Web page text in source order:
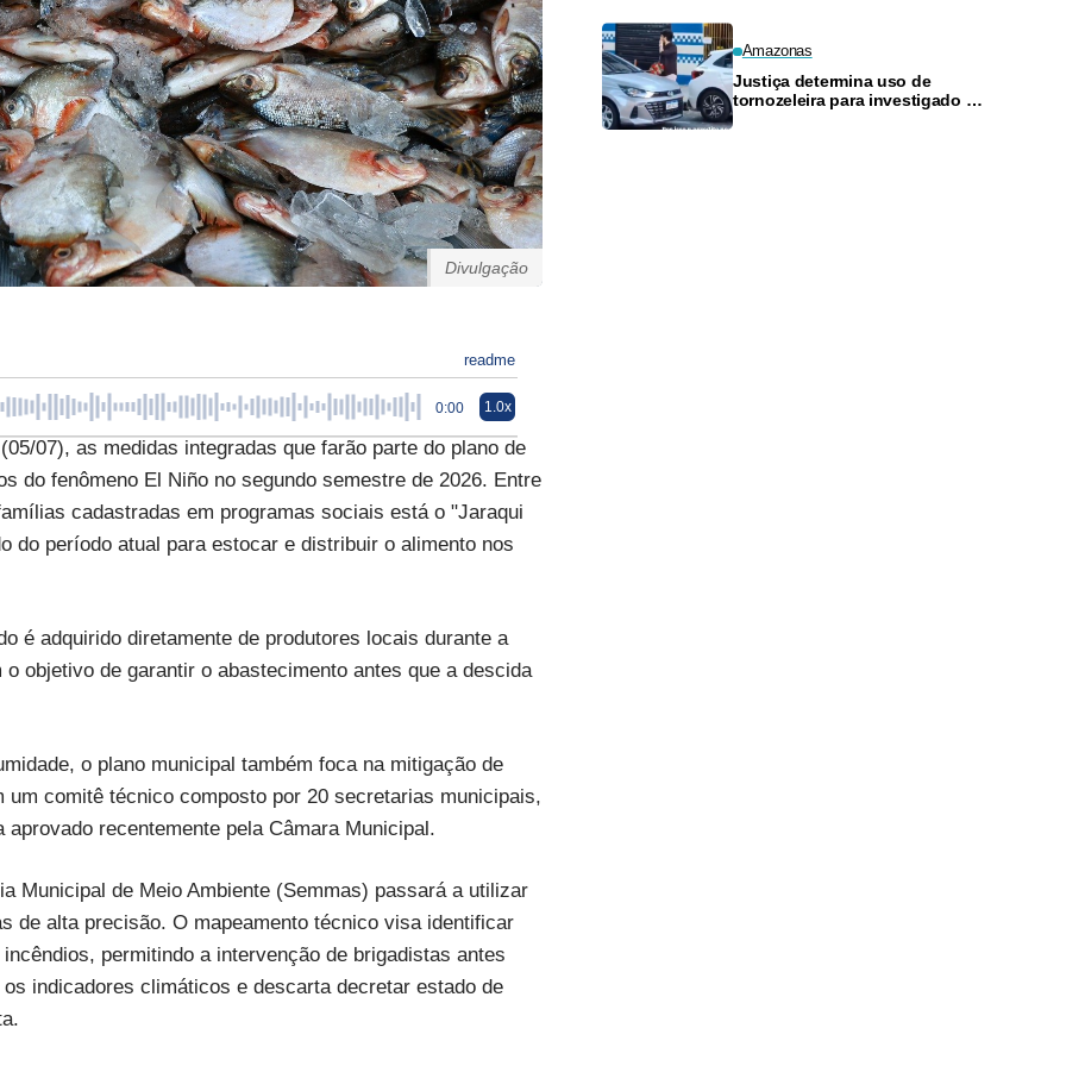
Divulgação
readme
0:00 1.0x
07), as medidas integradas que farão parte do plano de
do fenômeno El Niño no segundo semestre de 2026. Entre
cadastradas em programas sociais está o "Jaraqui
do período atual para estocar e distribuir o alimento nos
é adquirido diretamente de produtores locais durante a
objetivo de garantir o abastecimento antes que a descida
o plano municipal também foca na mitigação de
comitê técnico composto por 20 secretarias municipais,
recentemente pela Câmara Municipal.
Municipal de Meio Ambiente (Semmas) passará a utilizar
de alta precisão. O mapeamento técnico visa identificar
permitindo a intervenção de brigadistas antes
indicadores climáticos e descarta decretar estado de
Amazonas
Justiça determina uso de
tornozeleira para investigado por